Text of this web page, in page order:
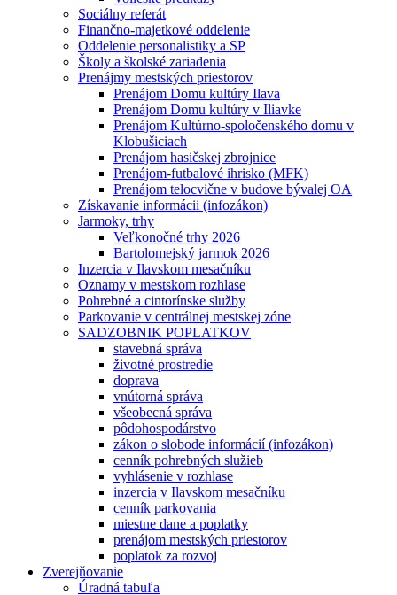
Sociálny referát
Finančno-majetkové oddelenie
Oddelenie personalistiky a SP
Školy a školské zariadenia
Prenájmy mestských priestorov
Prenájom Domu kultúry Ilava
Prenájom Domu kultúry v Iliavke
Prenájom Kultúrno-spoločenského domu v
Klobušiciach
Prenájom hasičskej zbrojnice
Prenájom-futbalové ihrisko (MFK)
Prenájom telocvične v budove bývalej OA
Získavanie informácii (infozákon)
Jarmoky, trhy
Veľkonočné trhy 2026
Bartolomejský jarmok 2026
Inzercia v Ilavskom mesačníku
Oznamy v mestskom rozhlase
Pohrebné a cintorínske služby
Parkovanie v centrálnej mestskej zóne
SADZOBNIK POPLATKOV
stavebná správa
životné prostredie
doprava
vnútorná správa
všeobecná správa
pôdohospodárstvo
zákon o slobode informácií (infozákon)
cenník pohrebných služieb
vyhlásenie v rozhlase
inzercia v Ilavskom mesačníku
cenník parkovania
miestne dane a poplatky
prenájom mestských priestorov
poplatok za rozvoj
Zverejňovanie
Úradná tabuľa